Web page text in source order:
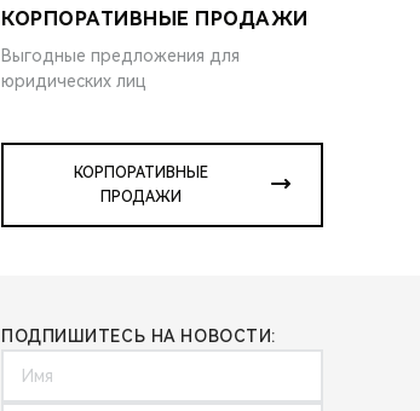
КОРПОРАТИВНЫЕ ПРОДАЖИ
Выгодные предложения для
юридических лиц
КОРПОРАТИВНЫЕ
ПРОДАЖИ
ПОДПИШИТЕСЬ НА НОВОСТИ: